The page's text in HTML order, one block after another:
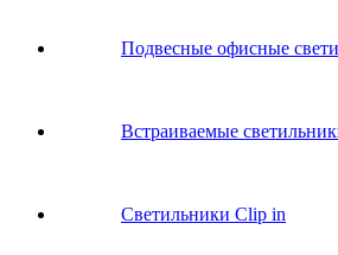
Подвесные офисные
Встраиваемые
Светильники Clip in